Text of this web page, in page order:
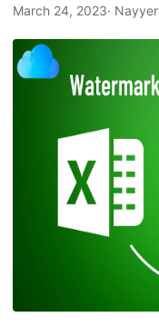
e
n
March 24, 2023·